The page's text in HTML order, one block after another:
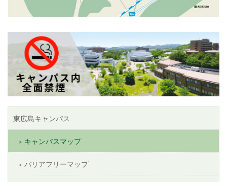
東広島キャンパス
キャンパスマップ
バリアフリーマップ